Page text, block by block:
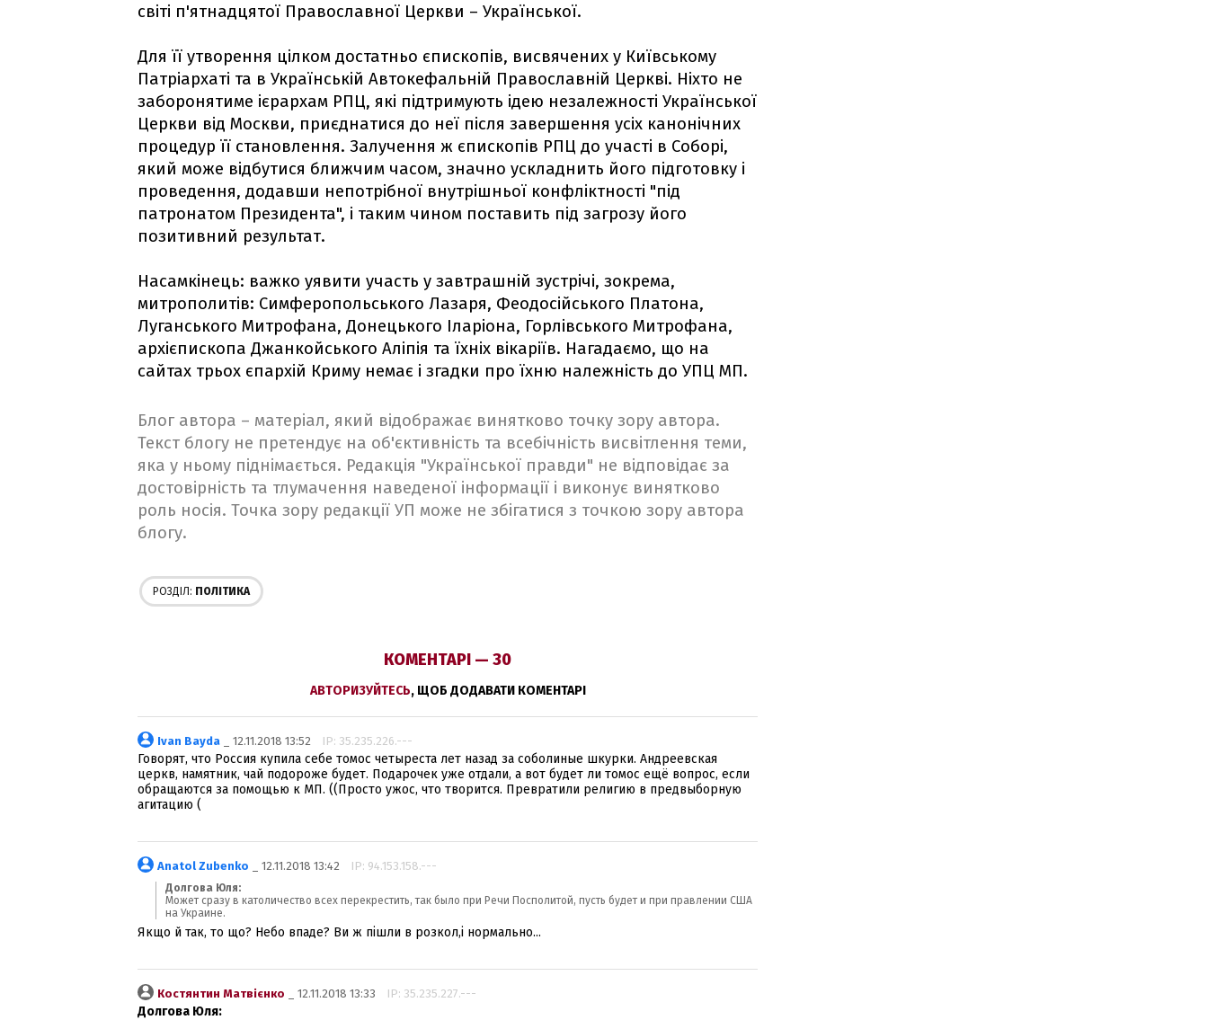
світі п'ятнадцятої Православної Церкви – Української.
Для її утворення цілком достатньо єпископів, висвячених у Київському
Патріархаті та в Українській Автокефальній Православній Церкві. Ніхто не
заборонятиме ієрархам РПЦ, які підтримують ідею незалежності Української
Церкви від Москви, приєднатися до неї після завершення усіх канонічних
процедур її становлення. Залучення ж єпископів РПЦ до участі в Соборі,
який може відбутися ближчим часом, значно ускладнить його підготовку і
проведення, додавши непотрібної внутрішньої конфліктності "під
патронатом Президента", і таким чином поставить під загрозу його
позитивний результат.
Насамкінець: важко уявити участь у завтрашній зустрічі, зокрема,
митрополитів: Симферопольського Лазаря, Феодосійського Платона,
Луганського Митрофана, Донецького Іларіона, Горлівського Митрофана,
архієпископа Джанкойського Аліпія та їхніх вікаріїв. Нагадаємо, що на
сайтах трьох єпархій Криму немає і згадки про їхню належність до УПЦ МП.
Блог автора – матеріал, який відображає винятково точку зору автора.
Текст блогу не претендує на об'єктивність та всебічність висвітлення теми,
яка у ньому піднімається. Редакція "Української правди" не відповідає за
достовірність та тлумачення наведеної інформації і виконує винятково
роль носія. Точка зору редакції УП може не збігатися з точкою зору автора
блогу.
РОЗДІЛ: ПОЛІТИКА
КОМЕНТАРІ — 30
АВТОРИЗУЙТЕСЬ, ЩОБ ДОДАВАТИ КОМЕНТАРІ
Ivan Bayda _ 12.11.2018 13:52 IP: 35.235.226.---
Говорят, что Россия купила себе томос четыреста лет назад за соболиные шкурки. Андреевская
церкв, намятник, чай подороже будет. Подарочек уже отдали, а вот будет ли томос ещё вопрос, если
обращаются за помощью к МП. ((Просто ужос, что творится. Превратили религию в предвыборную
агитацию (
Anatol Zubenko _ 12.11.2018 13:42 IP: 94.153.158.---
Долгова Юля:
Может сразу в католичество всех перекрестить, так было при Речи Посполитой, пусть будет и при правлении США
на Украине.
Якщо й так, то що? Небо впаде? Ви ж пішли в розкол,і нормально...
Костянтин Матвієнко _ 12.11.2018 13:33 IP: 35.235.227.---
Долгова Юля: